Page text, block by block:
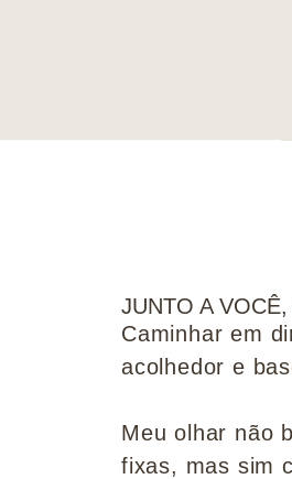
JUNTO A
Caminhar em
acolhedor e
Meu olhar não
fixas, mas sim